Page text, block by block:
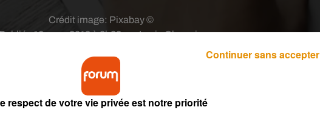
: 16 mars 2018 à 8h33 par Lucie Claussin
Crédit image: Pixabay ©
respect de votre vie privée est notre priorité
Continuer sans accepter